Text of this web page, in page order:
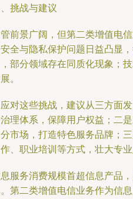
挑战与建议
前景广阔，但第二类增值电
全与隐私保护问题日益凸显
部分领域存在同质化现象；
。
对这些挑战，建议从三方面
理体系，保障用户权益；二
市场，打造特色服务品牌；
、职业培训等方式，壮大专业
服务消费规模首超信息产品
第二类增值电信业务作为信